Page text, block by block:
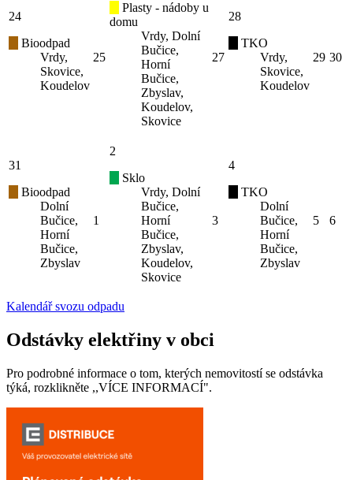
24
Bioodpad
Vrdy,
Skovice,
Koudelov
25
Plasty - nádoby u
domu
Vrdy, Dolní
Bučice,
Horní
Bučice,
Zbyslav,
Koudelov,
Skovice
27
28
TKO
Vrdy,
Skovice,
Koudelov
29 30
31
Bioodpad
Dolní
Bučice,
Horní
Bučice,
Zbyslav
1
2
Sklo
Vrdy, Dolní
Bučice,
Horní
Bučice,
Zbyslav,
Koudelov,
Skovice
3
4
TKO
Dolní
Bučice,
Horní
Bučice,
Zbyslav
5 6
Kalendář svozu odpadu
Odstávky elektřiny v obci
Pro podrobné informace o tom, kterých nemovitostí se odstávka
týká, rozklikněte ,,VÍCE INFORMACÍ".